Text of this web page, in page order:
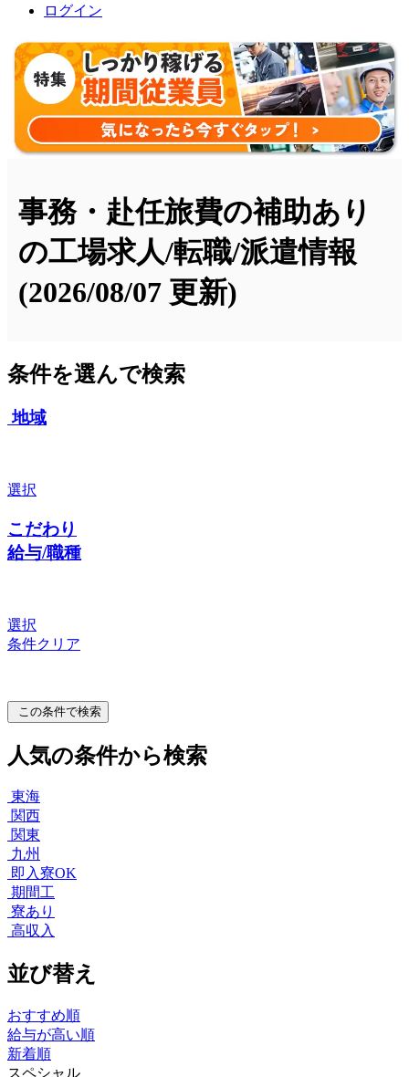
ログイン
事務・赴任旅費の補助あり
の工場求人/転職/派遣情報
(2026/08/07 更新)
条件を選んで検索
地域
選択
こだわり
給与/職種
選択
条件クリア
この条件で検索
人気の条件から検索
東海
関西
関東
九州
即入寮OK
期間工
寮あり
高収入
並び替え
おすすめ順
給与が高い順
新着順
スペシャル